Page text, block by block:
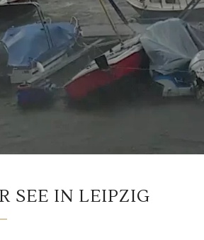
SEE IN LEIPZIG